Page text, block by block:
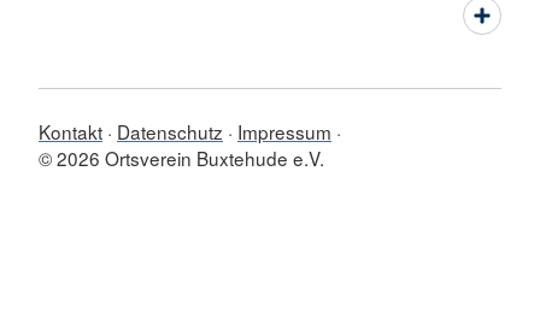
Kontakt Datenschutz
Impressum
© 2026 Ortsverein Buxtehude e.V.